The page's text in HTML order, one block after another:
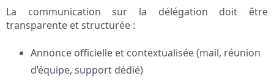
La communication sur la délégation doit être
transparente et structurée :
Annonce officielle et contextualisée (mail, réunion
d’équipe, support dédié)